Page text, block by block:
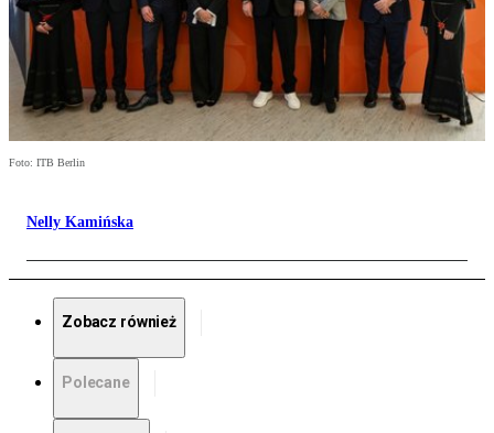
Foto: ITB Berlin
Nelly Kamińska
Zobacz również
Polecane